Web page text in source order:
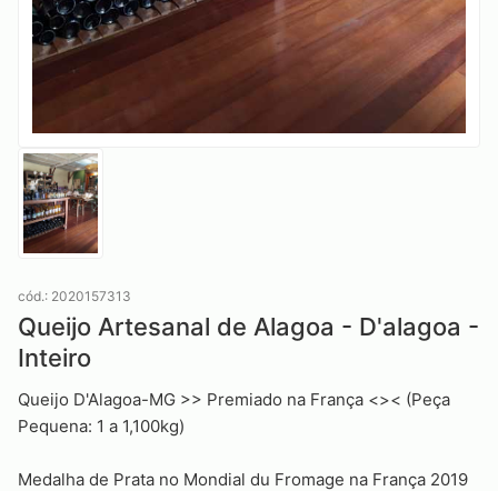
cód.: 2020157313
Queijo Artesanal de Alagoa - D'alagoa -
Inteiro
Queijo D'Alagoa-MG >> Premiado na França <>< (Peça
Pequena: 1 a 1,100kg)
Medalha de Prata no Mondial du Fromage na França 2019